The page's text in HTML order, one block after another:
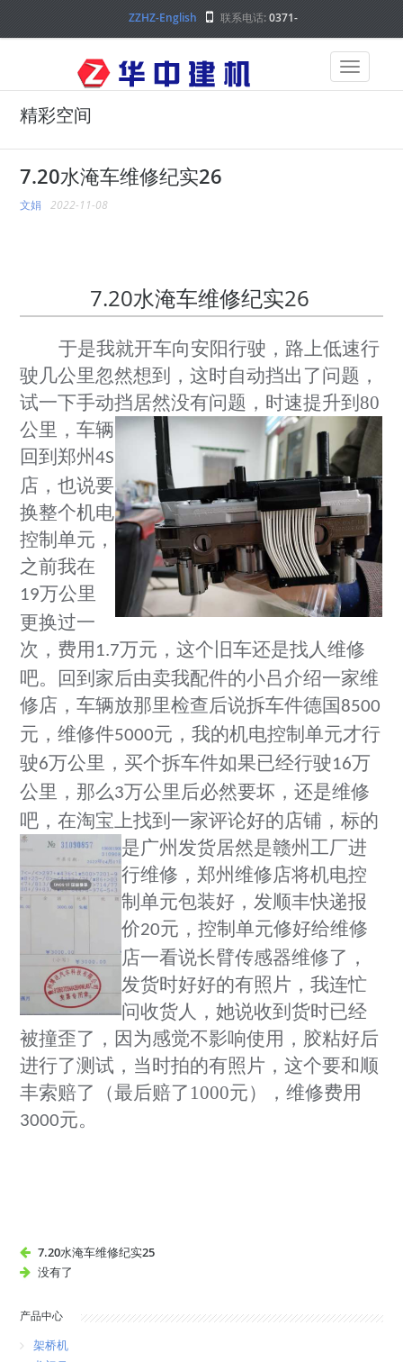
ZZHZ-English 联系电话:0371-
精彩空间
7.20水淹车维修纪实26
文娟 2022-11-08
7.20水淹车维修纪实26
于是我就开车向安阳行驶，路上低速行
驶几公里忽然想到，这时自动挡出了问题，
试一下手动挡居然没有问题，时速提升到80
公里，车辆
回到郑州4S
店，也说要
换整个机电
控制单元，
之前我在
19万公里
更换过一
次，费用 1.7万元，这个旧车还是找人维修
吧。回到家后由卖我配件的小吕介绍一家维
修店，车辆放那里检查后说拆车件德国8500
元，维修件5000元，我的机电控制单元才行
驶6万公里，买个拆车件如果已经行驶16万
公里，那么3万公里后必然要坏，还是维修
吧，在淘宝上找到一家评论好的店铺，标的
是广州发货居然是赣州工厂进
行维修，郑州维修店将机电控
制单元包装好，发顺丰快递报
价20元，控制单元修好给维修
店一看说长臂传感器维修了，
发货时好好的有照片，我连忙
问收货人，她说收到货时已经
被撞歪了，因为感觉不影响使用，胶粘好后
进行了测试，当时拍的有照片，这个要和顺
丰索赔了
（最后赔了 1000元），维修费用
3000元。
7.20水淹车维修纪实25
没有了
产品中心
架桥机